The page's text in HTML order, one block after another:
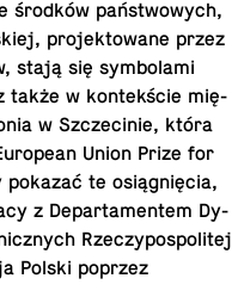
środków pań­stwo­wych,
pro­jek­to­wa­ne przez
stają się sym­bo­la­mi
także w kon­tek­ście mię­
w Szcze­ci­nie, która
Union Prize for
te osią­gnię­cia,
z De­par­ta­men­tem Dy­
Rze­czy­po­spo­li­tej
Polski poprzez